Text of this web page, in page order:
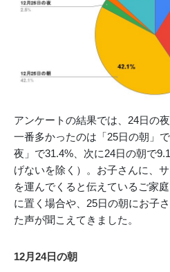
アンケートの結果では、24日の
一番多かったのは「25日の朝」
夜」で31.4%、次に24日の朝で
げないを除く）。お子さんに、
を運んでくると伝えているご家
に置く場合や、25日の朝にお子
た声が聞こえてきました。
12月24日の朝